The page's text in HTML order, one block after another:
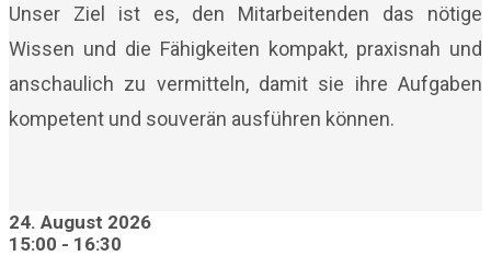
Unser Ziel ist es, den Mitarbeitenden das nötige
Wissen und die Fähigkeiten kompakt, praxisnah und
anschaulich zu vermitteln, damit sie ihre Aufgaben
kompetent und souverän ausführen können.
24. August 2026
15:00 - 16:30